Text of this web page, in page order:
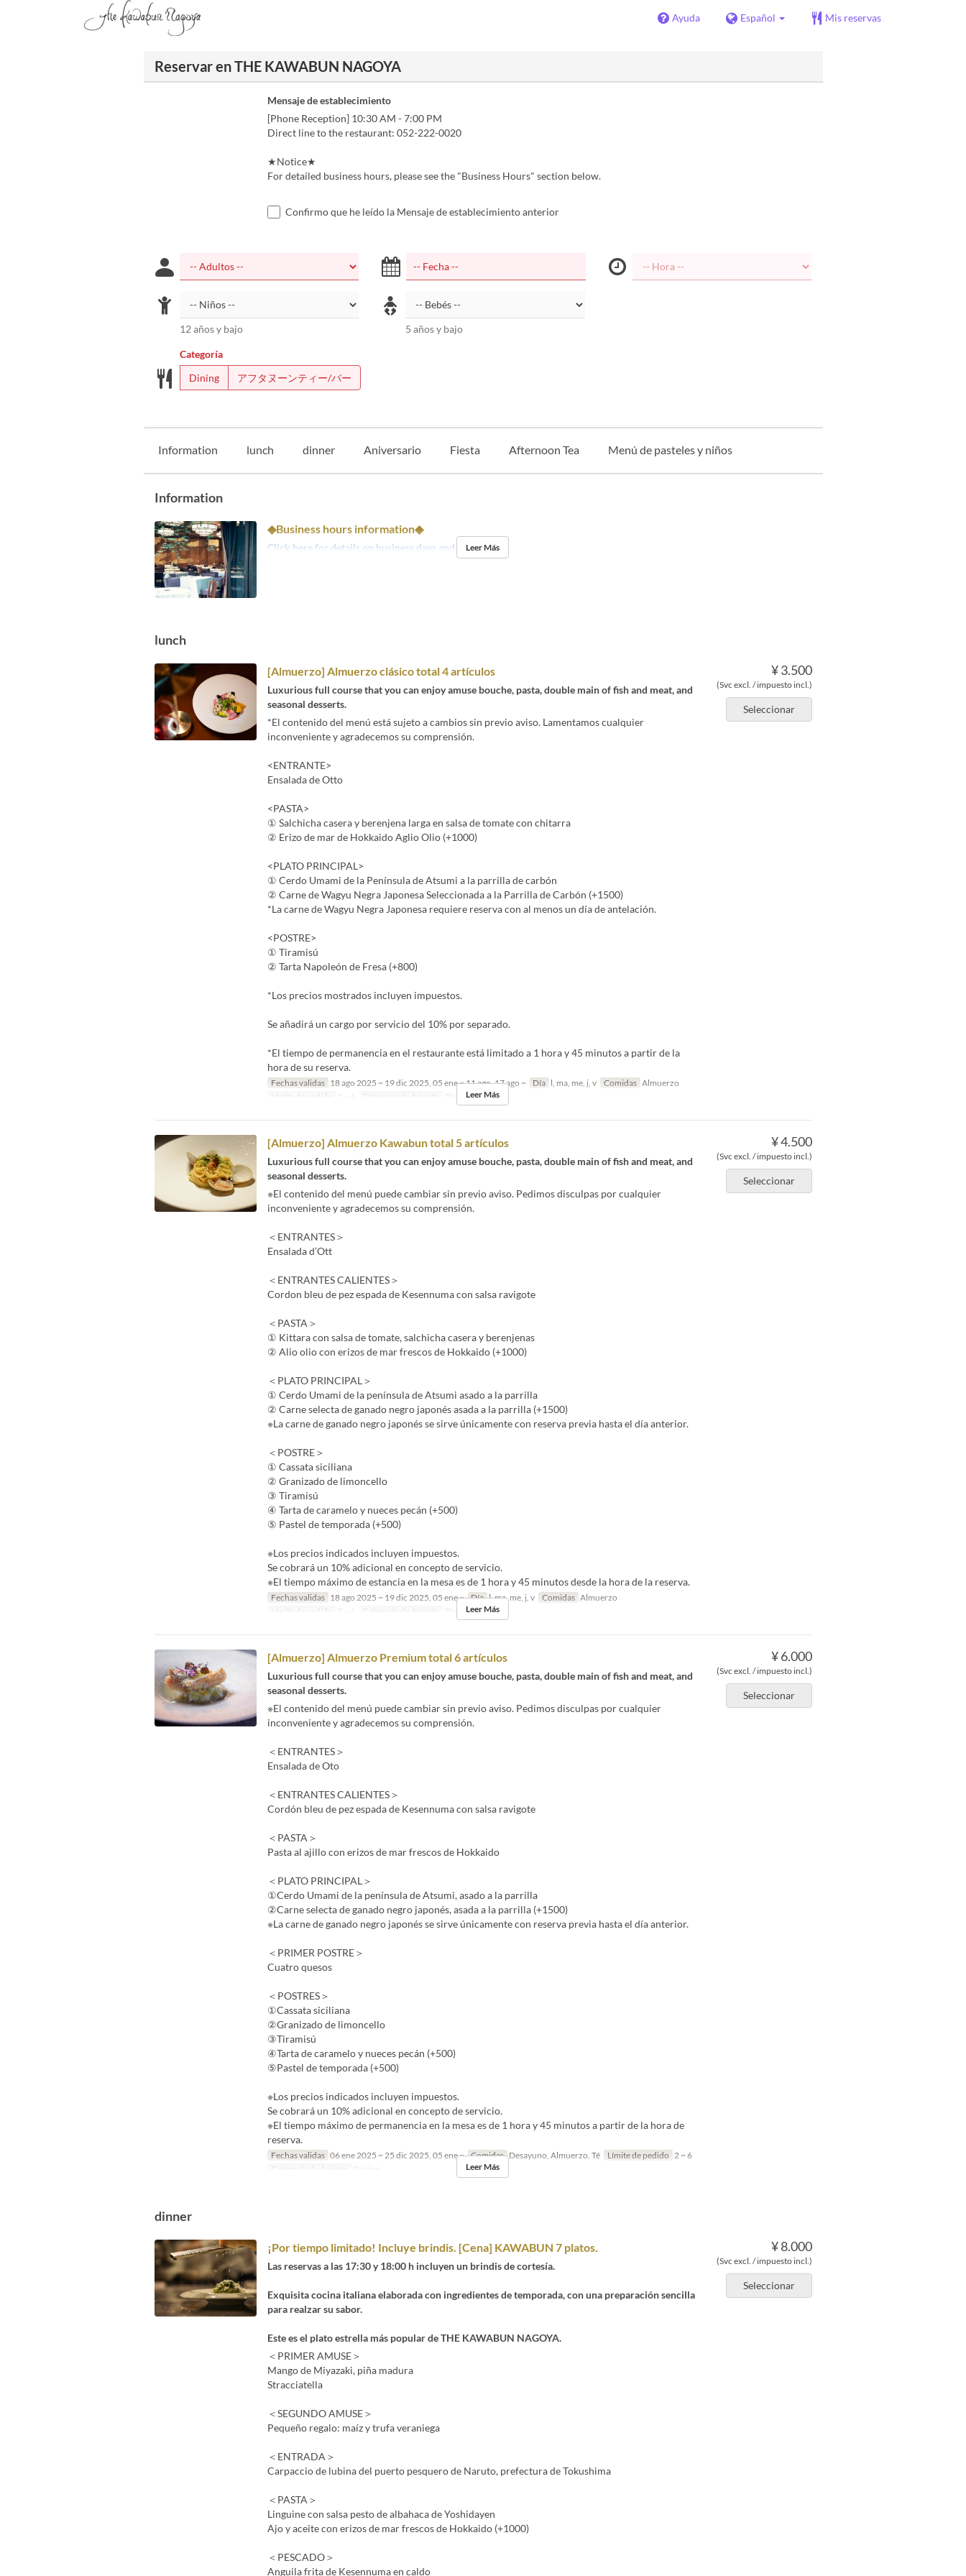
Ayuda Español Mis reservas
Reservar en THE KAWABUN NAGOYA
Mensaje de establecimiento
[Phone Reception] 10:30 AM - 7:00 PM
Direct line to the restaurant: 052-222-0020
★Notice★
For detailed business hours, please see the "Business Hours" section below.
Confirmo que he leído la Mensaje de establecimiento anterior
12 años y bajo 5 años y bajo
Categoría
Dining
アフタヌーンティー/バー
Information lunch dinner Aniversario Fiesta Afternoon Tea Menú de pasteles y niños
Information
◆Business hours information◆
Click here for details on business days and hoursLeer Más
lunch
¥ 3.500
(Svc excl. / impuesto incl.)
Seleccionar
[Almuerzo] Almuerzo clásico total 4 artículos
Luxurious full course that you can enjoy amuse bouche, pasta, double main of fish and meat, and
seasonal desserts.
*El contenido del menú está sujeto a cambios sin previo aviso. Lamentamos cualquier
inconveniente y agradecemos su comprensión.
<ENTRANTE>
Ensalada de Otto
<PASTA>
① Salchicha casera y berenjena larga en salsa de tomate con chitarra
② Erizo de mar de Hokkaido Aglio Olio (+1000)
<PLATO PRINCIPAL>
① Cerdo Umami de la Península de Atsumi a la parrilla de carbón
② Carne de Wagyu Negra Japonesa Seleccionada a la Parrilla de Carbón (+1500)
*La carne de Wagyu Negra Japonesa requiere reserva con al menos un día de antelación.
<POSTRE>
① Tiramisú
② Tarta Napoleón de Fresa (+800)
*Los precios mostrados incluyen impuestos.
Se añadirá un cargo por servicio del 10% por separado.
*El tiempo de permanencia en el restaurante está limitado a 1 hora y 45 minutos a partir de la
hora de su reserva.
Fechas validas 18 ago 2025 ~ 19 dic 2025, 05 ene ~ 11 ago, 17 ago ~ Día l, ma, me, j, v Comidas Almuerzo
Límite de pedido
2 ~ 6 Categoría de Asiento DiningLeer Más
¥ 4.500
(Svc excl. / impuesto incl.)
Seleccionar
[Almuerzo] Almuerzo Kawabun total 5 artículos
Luxurious full course that you can enjoy amuse bouche, pasta, double main of fish and meat, and
seasonal desserts.
※El contenido del menú puede cambiar sin previo aviso. Pedimos disculpas por cualquier
inconveniente y agradecemos su comprensión.
＜ENTRANTES＞
Ensalada d’Ott
＜ENTRANTES CALIENTES＞
Cordon bleu de pez espada de Kesennuma con salsa ravigote
＜PASTA＞
① Kittara con salsa de tomate, salchicha casera y berenjenas
② Alio olio con erizos de mar frescos de Hokkaido (+1000)
＜PLATO PRINCIPAL＞
① Cerdo Umami de la península de Atsumi asado a la parrilla
② Carne selecta de ganado negro japonés asada a la parrilla (+1500)
※La carne de ganado negro japonés se sirve únicamente con reserva previa hasta el día anterior.
＜POSTRE＞
① Cassata siciliana
② Granizado de limoncello
③ Tiramisú
④ Tarta de caramelo y nueces pecán (+500)
⑤ Pastel de temporada (+500)
※Los precios indicados incluyen impuestos.
Se cobrará un 10% adicional en concepto de servicio.
※El tiempo máximo de estancia en la mesa es de 1 hora y 45 minutos desde la hora de la reserva.
Fechas validas 18 ago 2025 ~ 19 dic 2025, 05 ene ~ Día l, ma, me, j, v Comidas Almuerzo
Límite de pedido
2 ~ 6 Categoría de Asiento DiningLeer Más
¥ 6.000
(Svc excl. / impuesto incl.)
Seleccionar
[Almuerzo] Almuerzo Premium total 6 artículos
Luxurious full course that you can enjoy amuse bouche, pasta, double main of fish and meat, and
seasonal desserts.
※El contenido del menú puede cambiar sin previo aviso. Pedimos disculpas por cualquier
inconveniente y agradecemos su comprensión.
＜ENTRANTES＞
Ensalada de Oto
＜ENTRANTES CALIENTES＞
Cordón bleu de pez espada de Kesennuma con salsa ravigote
＜PASTA＞
Pasta al ajillo con erizos de mar frescos de Hokkaido
＜PLATO PRINCIPAL＞
①Cerdo Umami de la península de Atsumi, asado a la parrilla
②Carne selecta de ganado negro japonés, asada a la parrilla (+1500)
※La carne de ganado negro japonés se sirve únicamente con reserva previa hasta el día anterior.
＜PRIMER POSTRE＞
Cuatro quesos
＜POSTRES＞
①Cassata siciliana
②Granizado de limoncello
③Tiramisú
④Tarta de caramelo y nueces pecán (+500)
⑤Pastel de temporada (+500)
※Los precios indicados incluyen impuestos.
Se cobrará un 10% adicional en concepto de servicio.
※El tiempo máximo de permanencia en la mesa es de 1 hora y 45 minutos a partir de la hora de
reserva.
Fechas validas 06 ene 2025 ~ 25 dic 2025, 05 ene ~ Comidas Desayuno, Almuerzo, Té Límite de pedido 2 ~ 6
Categoría de Asiento
Dining Leer Más
dinner
¥ 8.000
(Svc excl. / impuesto incl.)
Seleccionar
¡Por tiempo limitado! Incluye brindis. [Cena] KAWABUN 7 platos.
Las reservas a las 17:30 y 18:00 h incluyen un brindis de cortesía.
Exquisita cocina italiana elaborada con ingredientes de temporada, con una preparación sencilla
para realzar su sabor.
Este es el plato estrella más popular de THE KAWABUN NAGOYA.
＜PRIMER AMUSE＞
Mango de Miyazaki, piña madura
Stracciatella
＜SEGUNDO AMUSE＞
Pequeño regalo: maíz y trufa veraniega
＜ENTRADA＞
Carpaccio de lubina del puerto pesquero de Naruto, prefectura de Tokushima
＜PASTA＞
Linguine con salsa pesto de albahaca de Yoshidayen
Ajo y aceite con erizos de mar frescos de Hokkaido (+1000)
＜PESCADO＞
Anguila frita de Kesennuma en caldo